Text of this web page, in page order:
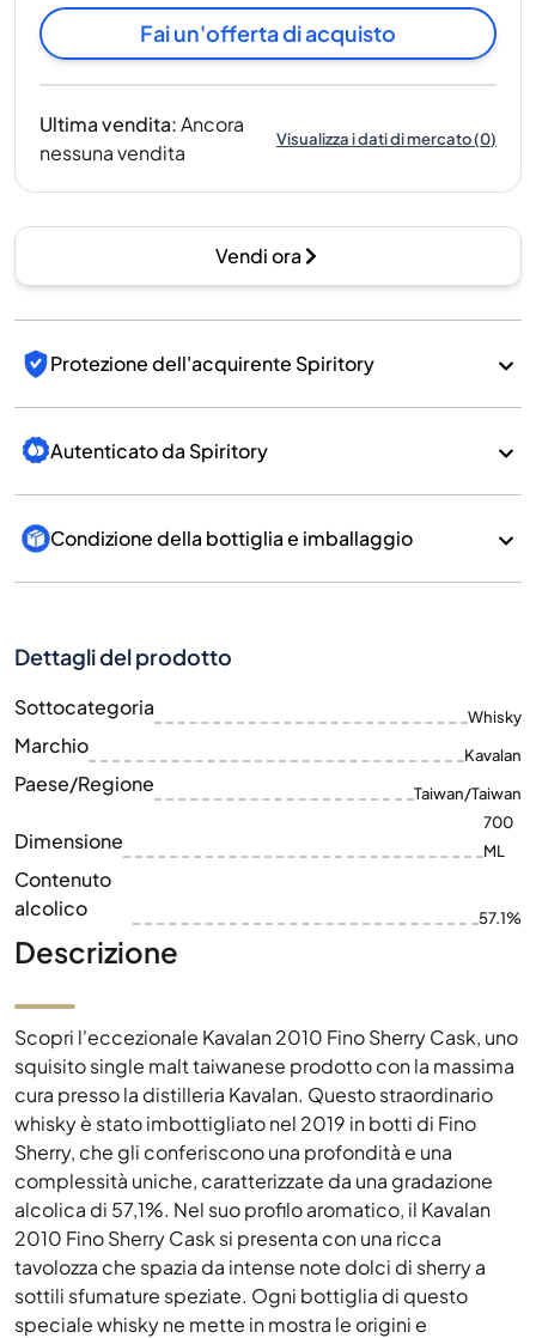
Fai un'offerta di acquisto
Ultima vendita:Ancora
nessuna vendita
Visualizza i dati di mercato(0)
Vendi ora
Protezione dell'acquirente Spiritory
Autenticato da Spiritory
Condizione della bottiglia e imballaggio
Dettagli del prodotto
Sottocategoria Whisky
Marchio Kavalan
Paese/Regione Taiwan/Taiwan
Dimensione
700
ML
Contenuto
alcolico
57.1%
Descrizione
Scopri l'eccezionale Kavalan 2010 Fino Sherry Cask, uno
squisito single malt taiwanese prodotto con la massima
cura presso la distilleria Kavalan. Questo straordinario
whisky è stato imbottigliato nel 2019 in botti di Fino
Sherry, che gli conferiscono una profondità e una
complessità uniche, caratterizzate da una gradazione
alcolica di 57,1%. Nel suo profilo aromatico, il Kavalan
2010 Fino Sherry Cask si presenta con una ricca
tavolozza che spazia da intense note dolci di sherry a
sottili sfumature speziate. Ogni bottiglia di questo
speciale whisky ne mette in mostra le origini e